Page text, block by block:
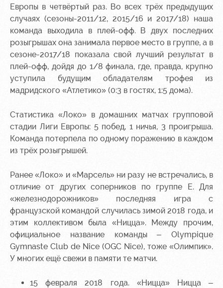
Европы в четвёртый раз. Во всех трёх предыдущих
случаях (сезоны-2011/12, 2015/16 и 2017/18) наша
команда выходила в плей-офф. В двух последних
розыгрышах она занимала первое место в группе, а в
сезоне-2017/18 показала свой лучший результат в
плей-офф, дойдя до 1/8 финала, где, правда, крупно
уступила будущим обладателям трофея из
мадридского «Атлетико» (0:3 в гостях, 1:5 дома).
Статистика «Локо» в домашних матчах групповой
стадии Лиги Европы: 5 побед, 1 ничья, 3 проигрыша.
Команда потерпела по одному поражению в каждом
из трёх розыгрышей.
Ранее «Локо» и «Марсель» ни разу не встречались, в
отличие от других соперников по группе E. Для
«железнодорожников» последняя игра с
французской командой случилась зимой 2018 года, и
этим коллективом была «Ницца». Между прочим,
официальное название команды – Olympique
Gymnaste Club de Nice (OGC Nice), тоже «Олимпик».
У многих ещё свежи в памяти те матчи.
15 февраля 2018 года. «Ницца» Ницца –